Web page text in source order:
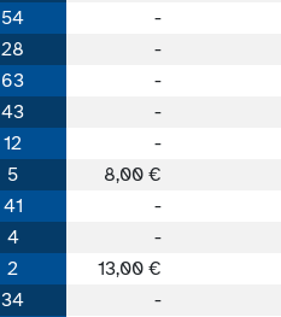
54 -
28 -
63 -
43 -
12 -
5 8,00 €
41 -
4 -
2 13,00 €
34 -